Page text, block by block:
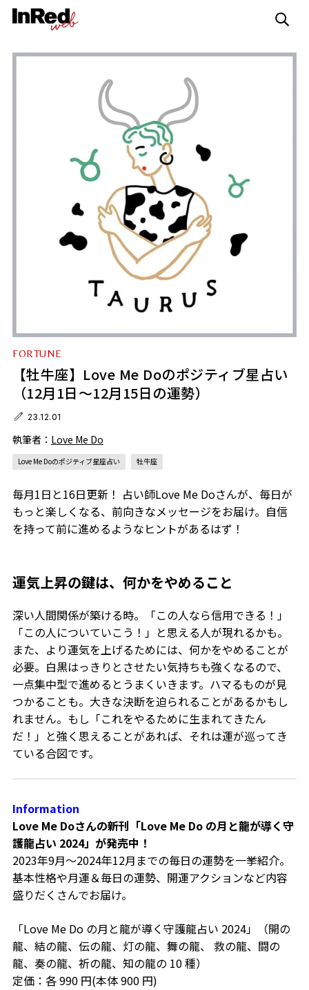
FORTUNE
【牡牛座】Love Me Doのポジティブ星占い
（12月1日～12月15日の運勢）
23.12.01
執筆者： Love Me Do
Love Me Doのポジティブ星座占い 牡牛座
毎月1日と16日更新！ 占い師Love Me Doさんが、毎日が
もっと楽しくなる、前向きなメッセージをお届け。自信
を持って前に進めるようなヒントがあるはず！
運気上昇の鍵は、何かをやめること
深い人間関係が築ける時。「この人なら信用できる！」
「この人についていこう！」と思える人が現れるかも。
また、より運気を上げるためには、何かをやめることが
必要。白黒はっきりとさせたい気持ちも強くなるので、
一点集中型で進めるとうまくいきます。ハマるものが見
つかることも。大きな決断を迫られることがあるかもし
れません。もし「これをやるために生まれてきたん
だ！」と強く思えることがあれば、それは運が巡ってき
ている合図です。
Information
Love Me Doさんの新刊「Love Me Do の月と龍が導く守
護龍占い 2024」が発売中！
2023年9月～2024年12月までの毎日の運勢を一挙紹介。
基本性格や月運＆毎日の運勢、開運アクションなど内容
盛りだくさんでお届け。
「Love Me Do の月と龍が導く守護龍占い 2024」（開の
龍、結の龍、伝の龍、灯の龍、舞の龍、 救の龍、闘の
龍、奏の龍、祈の龍、知の龍の 10種）
定価：各990 円(本体900 円)